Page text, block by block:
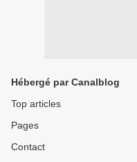
Hébergé par Canalblog
Top articles
Pages
Contact